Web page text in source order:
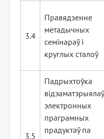
3.4
Правядзенне
метадычных
семінараў і
круглых сталоў
3.5
Падрыхтоўка
электронных
праграмных
прадуктаў па